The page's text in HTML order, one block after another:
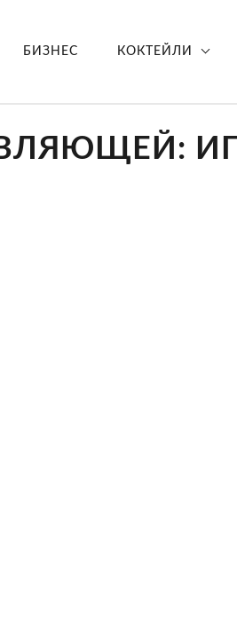
БИЗНЕС КОКТЕЙЛИ